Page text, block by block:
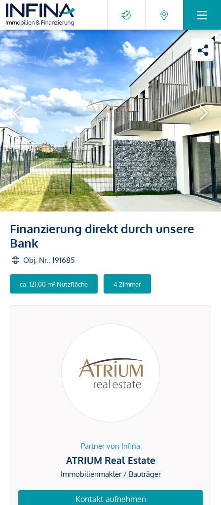
Finanzierung direkt durch unsere
Bank
Obj. Nr.: 191685
ca. 121,00 m² Nutzfläche 4 Zimmer
Partner von Infina
ATRIUM Real Estate
Immobilienmakler / Bauträger
Kontakt aufnehmen